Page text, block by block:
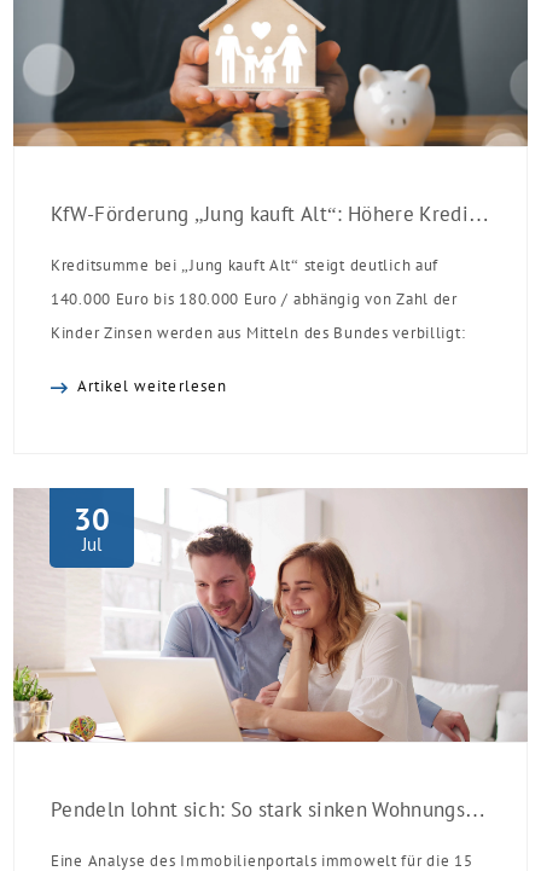
KfW-Förderung „Jung kauft Alt“: Höhere Kredite ab August 2026
Kreditsumme bei „Jung kauft Alt“ steigt deutlich auf
140.000 Euro bis 180.000 Euro / abhängig von Zahl der
Kinder Zinsen werden aus Mitteln des Bundes verbilligt:
Einzelmaßnahmen […]
Artikel weiterlesen
30
Jul
Pendeln lohnt sich: So stark sinken Wohnungspreise im Umland
Eine Analyse des Immobilienportals immowelt für die 15